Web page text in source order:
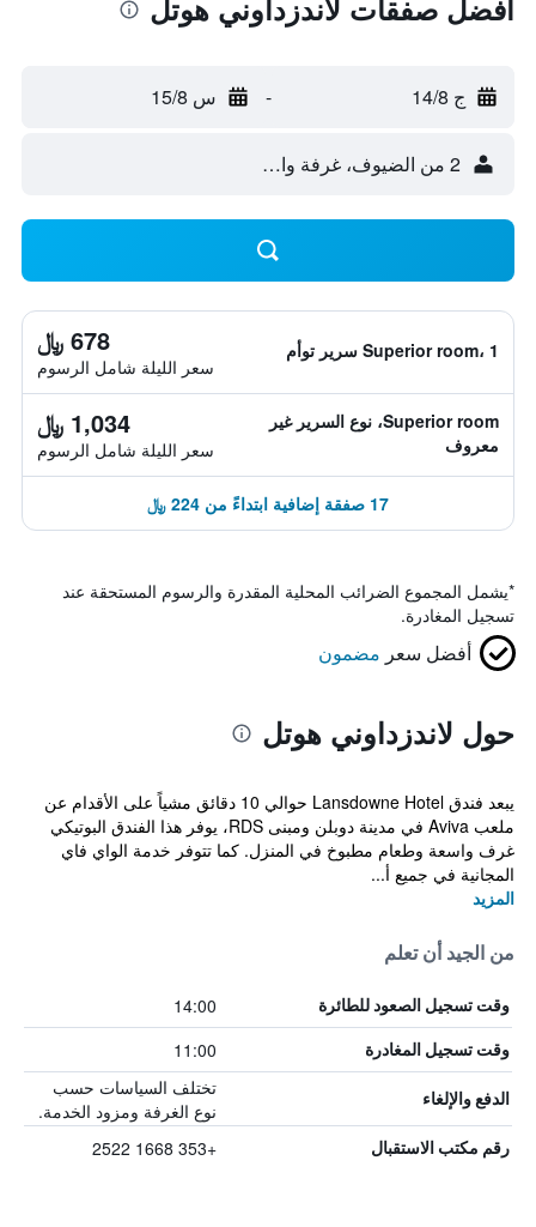
أفضل صفقات لاندزداوني هوتل
ج 14/8 - س 15/8
2 من الضيوف، غرفة واحدة
Superior room، 1 سرير توأم 678 ﷼
سعر الليلة شامل الرسوم
Superior room، نوع السرير غير
معروف
1,034 ﷼
سعر الليلة شامل الرسوم
17 صفقة إضافية ابتداءً من 224 ﷼
*يشمل المجموع الضرائب المحلية المقدرة والرسوم المستحقة عند
تسجيل المغادرة.
أفضل سعر مضمون
حول لاندزداوني هوتل
يبعد فندق Lansdowne Hotel حوالي 10 دقائق مشياً على الأقدام عن
ملعب Aviva في مدينة دوبلن ومبنى RDS، يوفر هذا الفندق البوتيكي
غرف واسعة وطعام مطبوخ في المنزل. كما تتوفر خدمة الواي فاي
المجانية في جميع أ...
المزيد
من الجيد أن تعلم
وقت تسجيل الصعود للطائرة 14:00
وقت تسجيل المغادرة 11:00
الدفع والإلغاء
تختلف السياسات حسب
نوع الغرفة ومزود الخدمة.
رقم مكتب الاستقبال +353 1668 2522